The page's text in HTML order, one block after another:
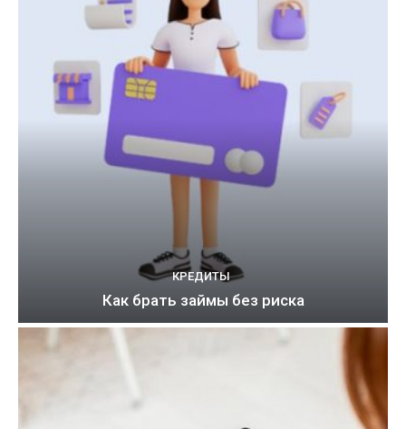
КРЕДИТЫ
Как брать займы без риска